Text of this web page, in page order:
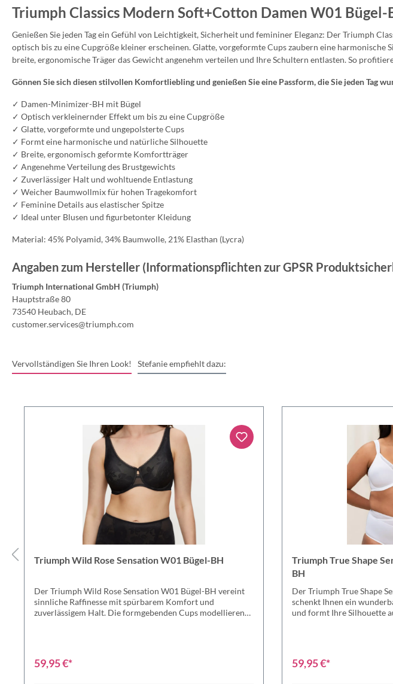
Triumph Classics Modern Soft+Cotton Damen W01 Bügel-
Genießen Sie jeden Tag ein Gefühl von Leichtigkeit, Sicherheit und femininer Eleganz: Der Triumph
optisch bis zu eine Cupgröße kleiner erscheinen. Glatte, vorgeformte Cups zaubern eine
breite, ergonomische Träger das Gewicht angenehm verteilen und Ihre Schultern entlasten. So
Gönnen Sie sich diesen stilvollen Komfortliebling und genießen Sie eine Passform, die Sie jeden Tag
✓ Damen-Minimizer-BH mit Bügel
✓ Optisch verkleinernder Effekt um bis zu eine Cupgröße
✓ Glatte, vorgeformte und ungepolsterte Cups
✓ Formt eine harmonische und natürliche Silhouette
✓ Breite, ergonomisch geformte Komfortträger
✓ Angenehme Verteilung des Brustgewichts
✓ Zuverlässiger Halt und wohltuende Entlastung
✓ Weicher Baumwollmix für hohen Tragekomfort
✓ Feminine Details aus elastischer Spitze
✓ Ideal unter Blusen und figurbetonter Kleidung
Material: 45% Polyamid, 34% Baumwolle, 21% Elasthan (Lycra)
Angaben zum Hersteller (Informationspflichten zur GPSR
Triumph International GmbH (Triumph)
Hauptstraße 80
73540 Heubach, DE
customer.services@triumph.com
Vervollständigen Sie Ihren Look! Stefanie empfiehlt dazu:
Triumph Wild Rose Sensation W01 Bügel-BH
Der Triumph Wild Rose Sensation W01 Bügel-BH vereint
sinnliche Raffinesse mit spürbarem Komfort und
zuverlässigem Halt. Die formgebenden Cups modellieren
sanft an Ihre Haut. So begleitet Sie dieses Modell stilvoll
59,95 €*
Triumph True Shape
BH
Der Triumph True Shape
schenkt Ihnen ein
und formt Ihre Silhouette
zuverlässigen Halt und
59,95 €*